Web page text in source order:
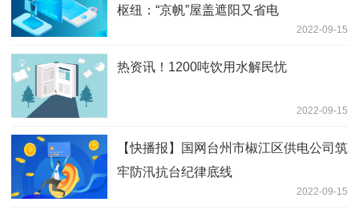
枢纽：“京帆”屋盖遮阳又省电
2022-09-15
热资讯！1200吨饮用水解民忧
2022-09-15
【快播报】国网台州市椒江区供电公司筑
牢防汛抗台纪律底线
2022-09-15